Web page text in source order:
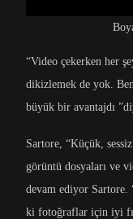
“Video çekerken her
dikizlemek de yok.
büyük bir avantajdı
Sartore, “Küçük,
görüntü dosyaları ve
devam ediyor Sartore.
ki fotoğraflar için iyi